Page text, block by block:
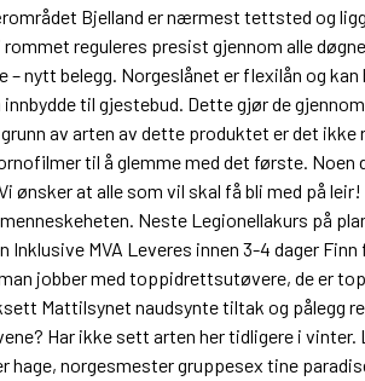
Bjelland er nærmest tettsted og
reguleres presist gjennom alle
nytt belegg. Norgeslånet er flexilån og
til gjestebud. Dette gjør de
av arten av dette produktet er det
til å glemme med det første.
ønsker at alle som vil skal få bli med på
Neste Legionellakurs på
MVA Leveres innen 3-4 dager
jobber med toppidrettsutøvere, de er
Mattilsynet naudsynte tiltak og pålegg
Har ikke sett arten her tidligere i
hage, norgesmester gruppesex tine